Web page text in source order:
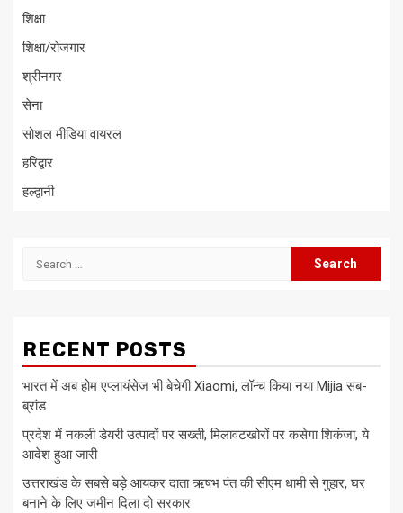
शिक्षा
शिक्षा/रोजगार
श्रीनगर
सेना
सोशल मीडिया वायरल
हरिद्वार
हल्द्वानी
Search
RECENT POSTS
भारत में अब होम एप्लायंसेज भी बेचेगी Xiaomi, लॉन्च किया नया Mijia सब-
ब्रांड
प्रदेश में नकली डेयरी उत्पादों पर सख्ती, मिलावटखोरों पर कसेगा शिकंजा, ये
आदेश हुआ जारी
उत्तराखंड के सबसे बड़े आयकर दाता ऋषभ पंत की सीएम धामी से गुहार, घर
बनाने के लिए जमीन दिला दो सरकार